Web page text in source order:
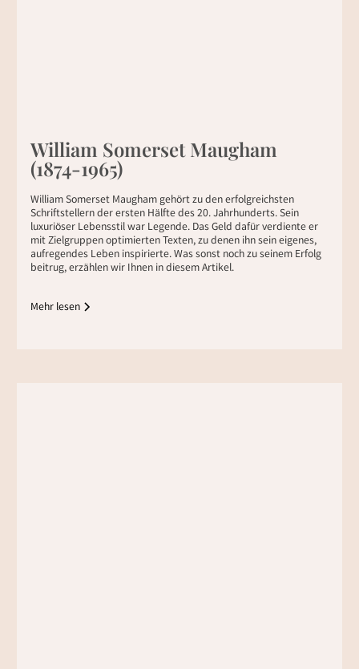
William Somerset Maugham
(1874-1965)
William Somerset Maugham gehört zu den erfolgreichsten
Schriftstellern der ersten Hälfte des 20. Jahrhunderts. Sein
luxuriöser Lebensstil war Legende. Das Geld dafür verdiente er
mit Zielgruppen optimierten Texten, zu denen ihn sein eigenes,
aufregendes Leben inspirierte. Was sonst noch zu seinem Erfolg
beitrug, erzählen wir Ihnen in diesem Artikel.
Mehr lesen